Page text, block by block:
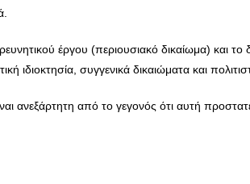
έργου (περιουσιακό δικαίωμα)
συγγενικά δικαιώματα και
ανεξάρτητη από το γεγονός ότι αυτή